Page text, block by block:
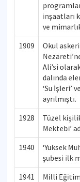
inşaatları
ve
1909
Okul
Ali’si
dalında
‘Su İşleri’
ayrılmıştı.
1928
Tüzel
Mektebi’
1940
‘Yüksek
şubesi ilk
1941
Milli Eğitim